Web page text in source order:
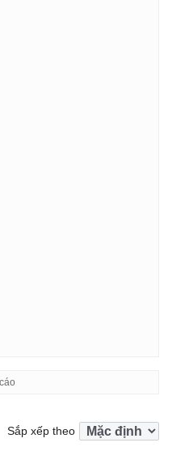
Sắp xếp theo